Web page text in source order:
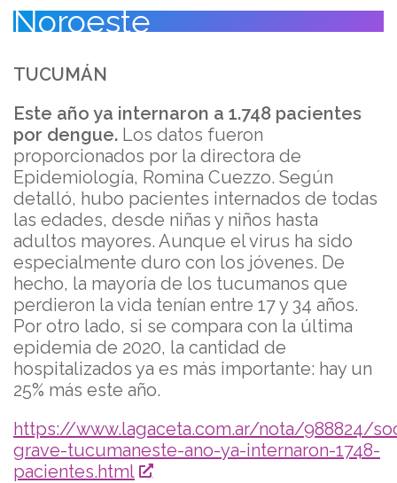
Noroeste
TUCUMÁN
Este año ya internaron a 1.748 pacientes
por dengue. Los datos fueron
proporcionados por la directora de
Epidemiología, Romina Cuezzo. Según
detalló, hubo pacientes internados de todas
las edades, desde niñas y niños hasta
adultos mayores. Aunque el virus ha sido
especialmente duro con los jóvenes. De
hecho, la mayoría de los tucumanos que
perdieron la vida tenían entre 17 y 34 años.
Por otro lado, si se compara con la última
epidemia de 2020, la cantidad de
hospitalizados ya es más importante: hay un
25% más este año.
https://www.lagaceta.com.ar/nota/988824/
grave-tucumaneste-ano-ya-internaron-1748-
pacientes.html